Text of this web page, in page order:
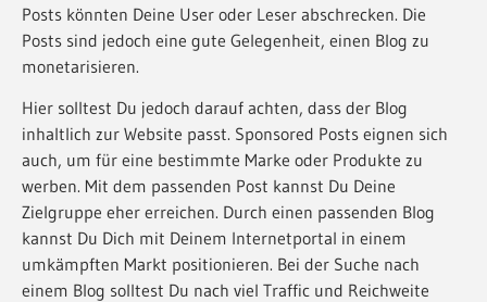
Posts könnten Deine User oder Leser abschrecken. Die
Posts sind jedoch eine gute Gelegenheit, einen Blog zu
monetarisieren.
Hier solltest Du jedoch darauf achten, dass der Blog
inhaltlich zur Website passt. Sponsored Posts eignen sich
auch, um für eine bestimmte Marke oder Produkte zu
werben. Mit dem passenden Post kannst Du Deine
Zielgruppe eher erreichen. Durch einen passenden Blog
kannst Du Dich mit Deinem Internetportal in einem
umkämpften Markt positionieren. Bei der Suche nach
einem Blog solltest Du nach viel Traffic und Reichweite